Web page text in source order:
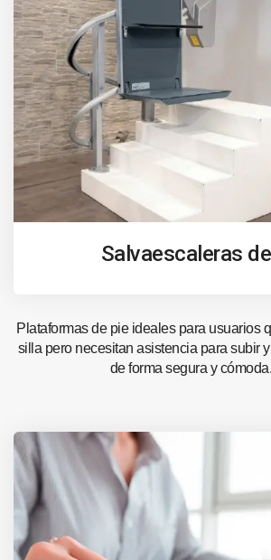
Salvaescaleras
Plataformas de pie ideales para usuarios
silla pero necesitan asistencia para subir
de forma segura y cómoda.